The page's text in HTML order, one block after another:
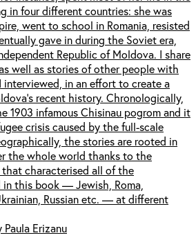
in four different countries: she was
went to school in Romania, resisted
gave in during the Soviet era,
Republic of Moldova. I share
well as stories of other people with
in an effort to create a
recent history. Chronologically,
1903 infamous Chisinau pogrom and it
crisis caused by the full-scale
the stories are rooted in
the whole world thanks to the
characterised all of the
in this book — Jewish, Roma,
Russian etc. — at different
Erizanu